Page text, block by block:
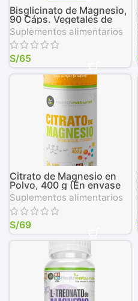
Bisglicinato de Magnesio,
90 Cáps. Vegetales de
500 mg
Suplementos alimentarios
S/65
Citrato de Magnesio en
Polvo, 400 g (En envase
biodegradable)
Suplementos alimentarios
S/69